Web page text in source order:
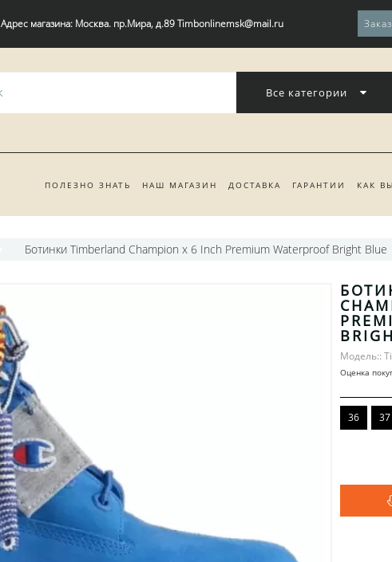
Адрес магазина: Москва. пр.Мира, д.89 Timbonlinemsk@mail.ru
Все категории
ПОЛЕЗНО ЗНАТЬ НАШ МАГАЗИН ДОСТАВКА ГАРАНТИИ КАК
Ботинки Timberland Champion x 6 Inch Premium Waterproof Bright Blue
Модель::
Оценка
36 37